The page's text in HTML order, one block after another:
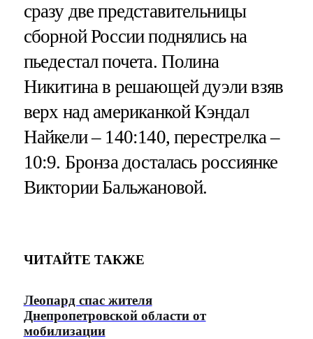
сразу две представительницы
сборной России поднялись на
пьедестал почета. Полина
Никитина в решающей дуэли взяв
верх над американкой Кэндал
Найкели – 140:140, перестрелка –
10:9. Бронза досталась россиянке
Виктории Бальжановой.
ЧИТАЙТЕ ТАКЖЕ
Леопард спас жителя
Днепропетровской области от
мобилизации